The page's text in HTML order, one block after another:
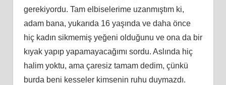
gerekiyordu. Tam elbiselerime uzanmıştım ki,
adam bana, yukarıda 16 yaşında ve daha önce
hiç kadın sikmemiş yeğeni olduğunu ve ona da bir
kıyak yapıp yapamayacağımı sordu. Aslında hiç
halim yoktu, ama çaresiz tamam dedim, çünkü
burda beni kesseler kimsenin ruhu duymazdı.